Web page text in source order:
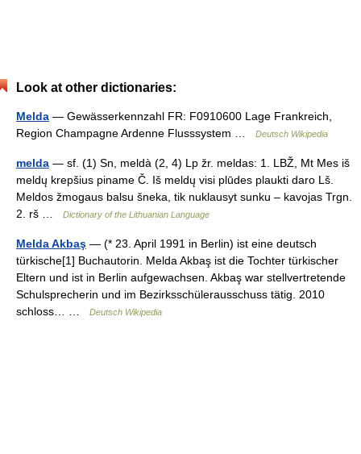
Look at other dictionaries:
Melda — Gewässerkennzahl FR: F0910600 Lage Frankreich,
Region Champagne Ardenne Flusssystem …
Deutsch Wikipedia
melda — sf. (1) Sn, meldà (2, 4) Lp žr. meldas: 1. LBŽ, Mt Mes iš
meldų krepšius piname Č. Iš meldų visi plūdes plaukti daro Lš.
Meldos žmogaus balsu šneka, tik nuklausyt sunku – kavojas Trgn.
2. rš …
Dictionary of the Lithuanian Language
Melda Akbaş — (* 23. April 1991 in Berlin) ist eine deutsch
türkische[1] Buchautorin. Melda Akbaş ist die Tochter türkischer
Eltern und ist in Berlin aufgewachsen. Akbaş war stellvertretende
Schulsprecherin und im Bezirksschülerausschuss tätig. 2010
schloss… …
Deutsch Wikipedia